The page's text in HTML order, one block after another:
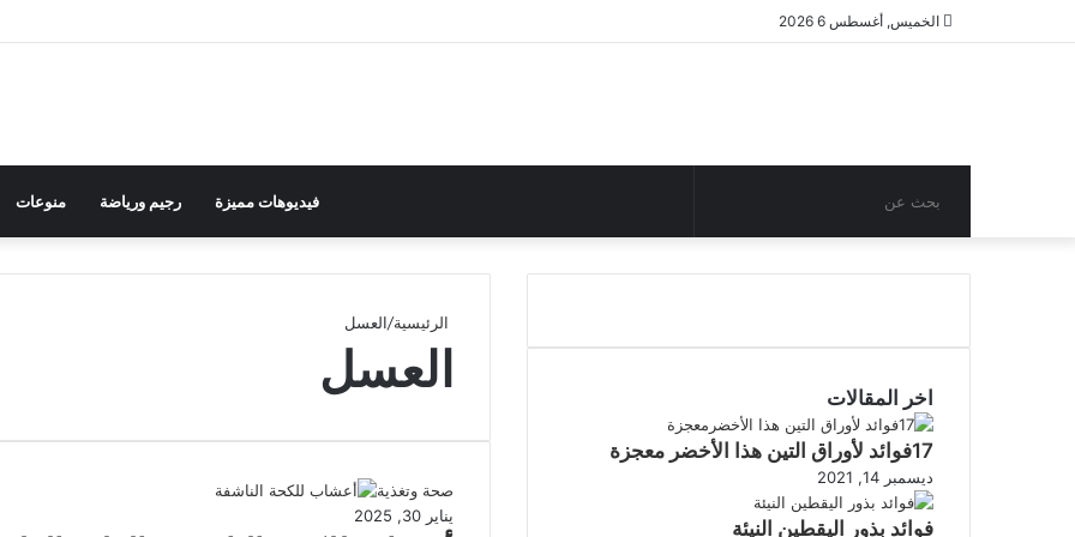
الخميس, أغسطس 6 2026
منوعات رجيم ورياضة فيديوهات مميزة بحث
عن عشوائي
الرئيسية/العسل
العسل
صحة وتغذية
يناير 30, 2025
اخر المقالات
17فوائد لأوراق التين هذا الأخضر معجزة
ديسمبر 14, 2021
فوائد بذور اليقطين النيئة